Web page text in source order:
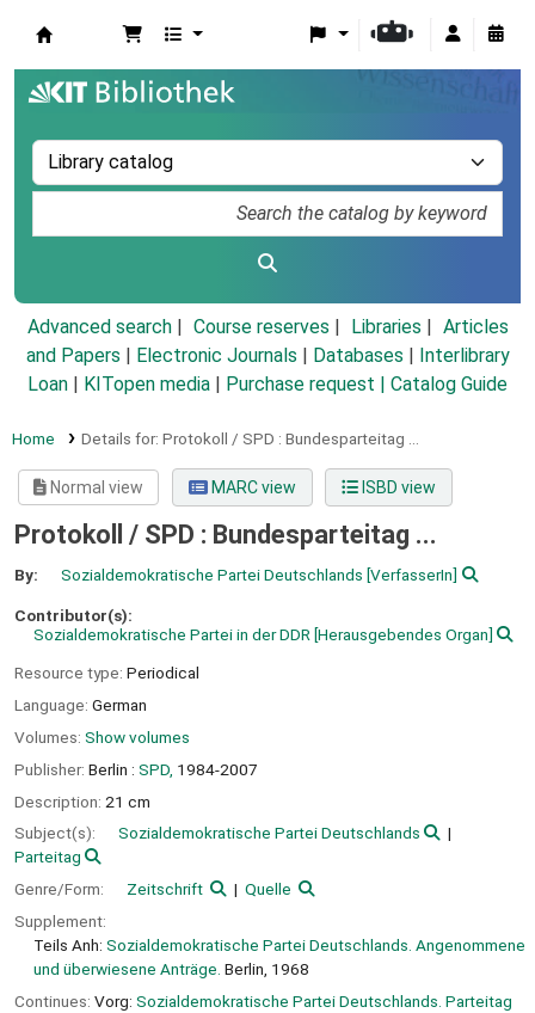
Advanced search Course reserves Libraries
Articles
and Papers
Electronic Journals Databases
Interlibrary
Loan
KITopen media Purchase request | Catalog Guide
Home Details for: Protokoll / SPD : Bundesparteitag ...
Normal view MARC view ISBD view
Protokoll / SPD : Bundesparteitag ...
By: Sozialdemokratische Partei Deutschlands [VerfasserIn]
Contributor(s):
Sozialdemokratische Partei in der DDR [Herausgebendes Organ]
Resource type: Periodical
Language: German
Volumes: Show volumes
Publisher: Berlin : SPD, 1984-2007
Description: 21 cm
Subject(s):
Sozialdemokratische Partei Deutschlands
Parteitag
Genre/Form:
Zeitschrift
Quelle
Supplement:
Teils Anh: Sozialdemokratische Partei Deutschlands. Angenommene
und überwiesene Anträge. Berlin, 1968
Continues: Vorg: Sozialdemokratische Partei Deutschlands. Parteitag